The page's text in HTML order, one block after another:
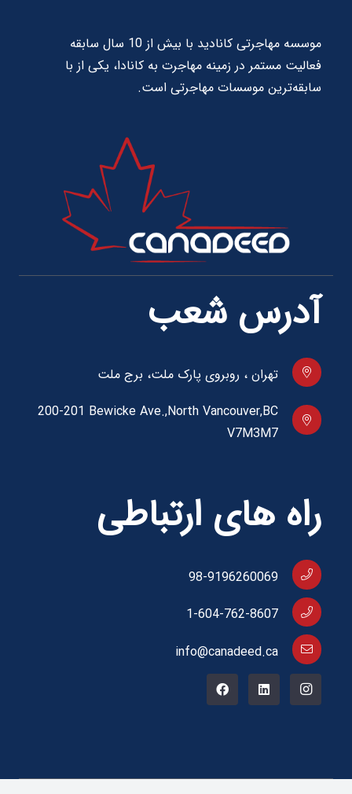
موسسه مهاجرتی کانادید با بیش از 10 سال سابقه
فعالیت مستمر در زمینه مهاجرت به کانادا، یکی از با
سابقه‌ترین موسسات مهاجرتی است.
آدرس شعب
تهران ، روبروی پارک ملت، برج ملت
200-201 Bewicke Ave.,North Vancouver,BC
V7M3M7
راه های ارتباطی
98-9196260069
1-604-762-8607
info@canadeed.ca